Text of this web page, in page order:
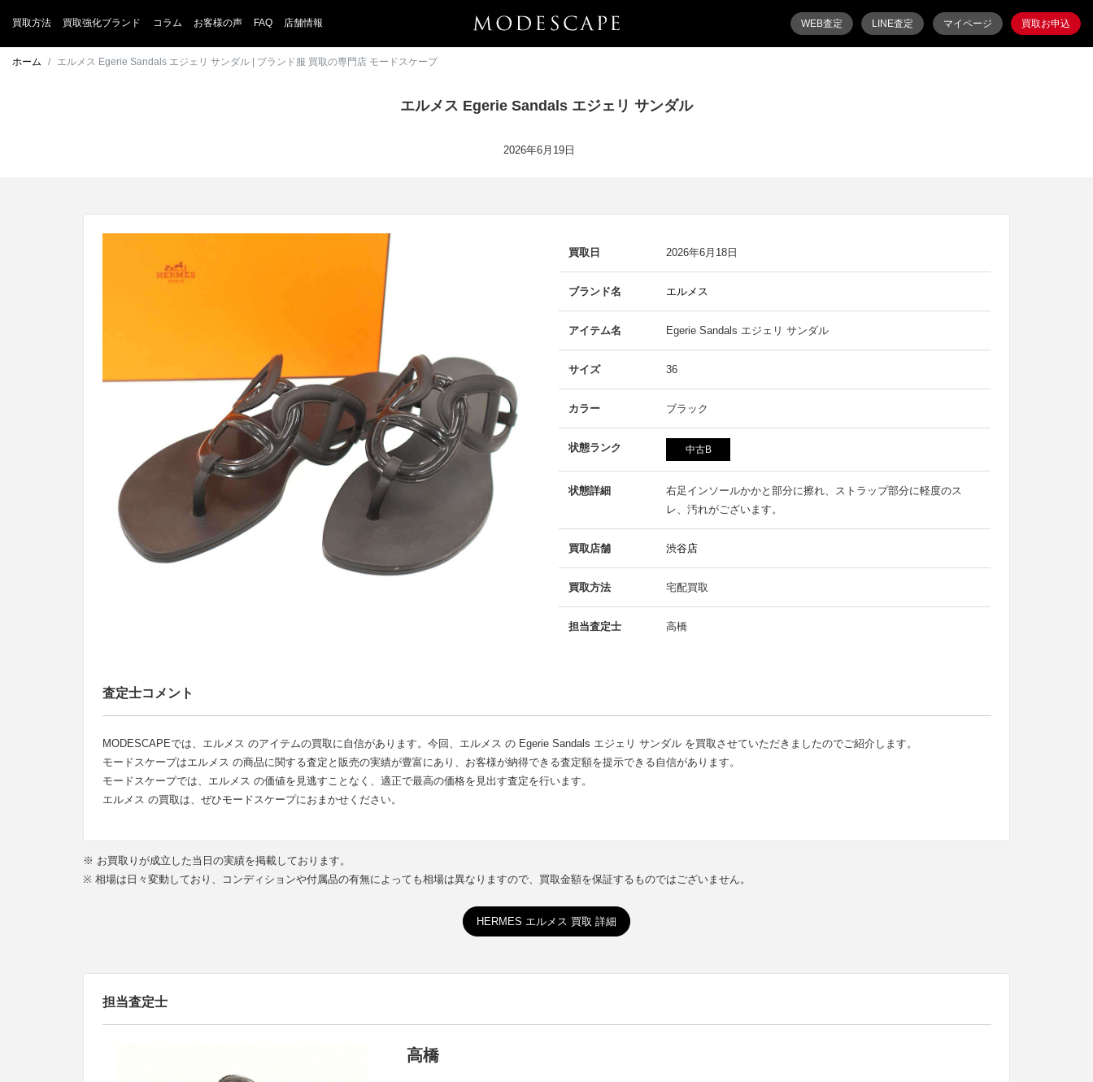
買取方法 買取強化ブランド コラム お客様の声 FAQ 店舗情報 WEB査定 LINE査定 マイページ 買取お申込
ホーム エルメス Egerie Sandals エジェリ サンダル | ブランド服 買取の専門店 モードスケープ
エルメス Egerie Sandals エジェリ サンダル
2026年6月19日
買取日 2026年6月18日
ブランド名 エルメス
アイテム名 Egerie Sandals エジェリ サンダル
サイズ 36
カラー ブラック
状態ランク 中古B
状態詳細
右足インソールかかと部分に擦れ、ストラップ部分に軽度のス
レ、汚れがございます。
買取店舗 渋谷店
買取方法 宅配買取
担当査定士 高橋
査定士コメント
MODESCAPEでは、エルメス のアイテムの買取に自信があります。今回、エルメス の Egerie Sandals エジェリ サンダル を買取させていただきましたのでご紹介します。
モードスケープはエルメス の商品に関する査定と販売の実績が豊富にあり、お客様が納得できる査定額を提示できる自信があります。
モードスケープでは、エルメス の価値を見逃すことなく、適正で最高の価格を見出す査定を行います。
エルメス の買取は、ぜひモードスケープにおまかせください。
※ お買取りが成立した当日の実績を掲載しております。
※ 相場は日々変動しており、コンディションや付属品の有無によっても相場は異なりますので、買取金額を保証するものではございません。
HERMES エルメス 買取 詳細
担当査定士
高橋